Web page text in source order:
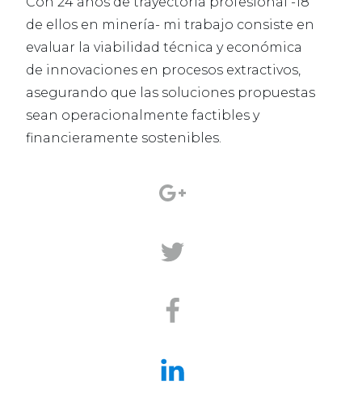
de ellos en minería- mi trabajo consiste en
evaluar la viabilidad técnica y económica
de innovaciones en procesos extractivos,
asegurando que las soluciones propuestas
sean operacionalmente factibles y
financieramente sostenibles.